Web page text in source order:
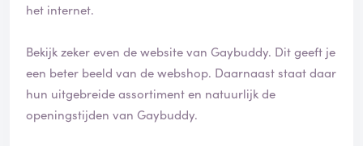
r
d
het internet.
Bekijk zeker even de website van Gaybuddy. Dit geeft je
een beter beeld van de webshop. Daarnaast staat daar
hun uitgebreide assortiment en natuurlijk de
openingstijden van Gaybuddy.